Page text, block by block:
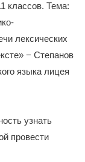
классов. Тема:
лексических
− Степанов
языка лицея
узнать
провести